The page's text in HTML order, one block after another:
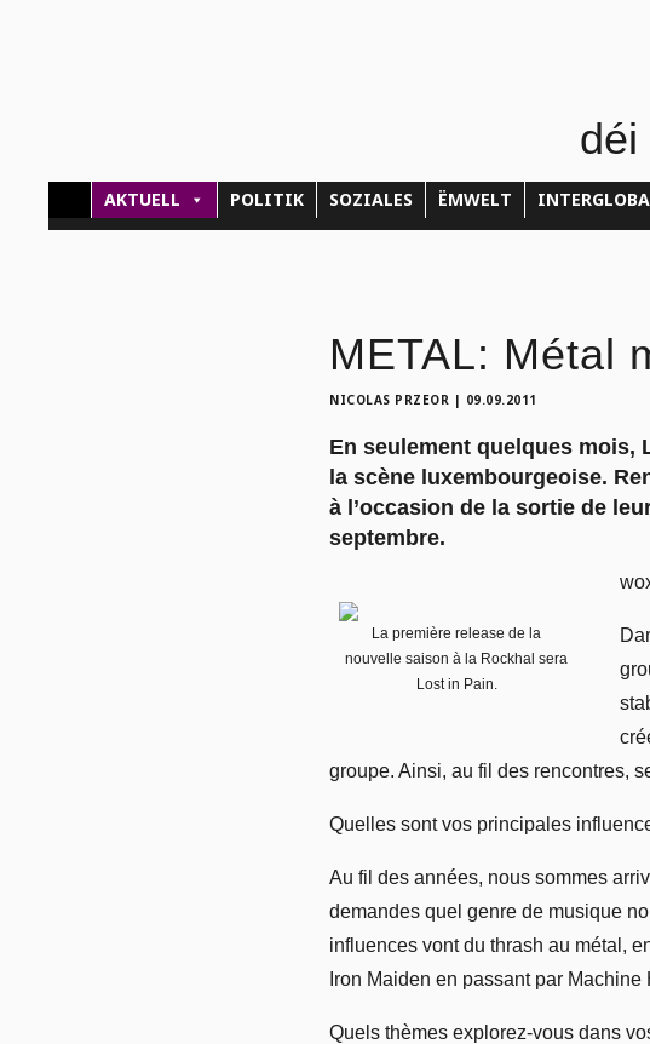
déi
AKTUELL POLITIK SOZIALES ËMWELT
METAL: Métal
NICOLAS PRZEOR | 09.09.2011
En seulement quelques mois,
la scène luxembourgeoise.
à l’occasion de la sortie de
septembre.
La première release de la
nouvelle saison à la Rockhal sera
Lost in Pain.
groupe. Ainsi, au fil des rencontres,
Quelles sont vos principales
Au fil des années, nous sommes
demandes quel genre de musique
influences vont du thrash au métal,
Iron Maiden en passant par Machine
Quels thèmes explorez-vous dans